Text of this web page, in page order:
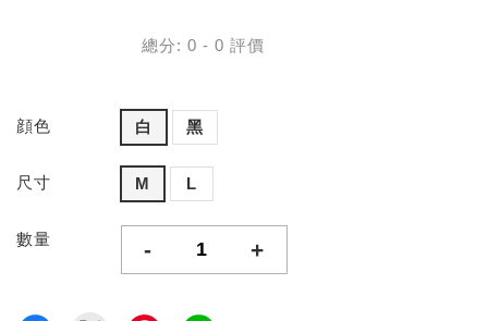
總分: 0 - 0 評價
顔色 白 黑
尺寸 M L
數量 - +